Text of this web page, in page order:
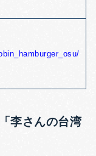
李さんの台湾